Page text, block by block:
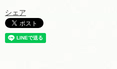
シェア